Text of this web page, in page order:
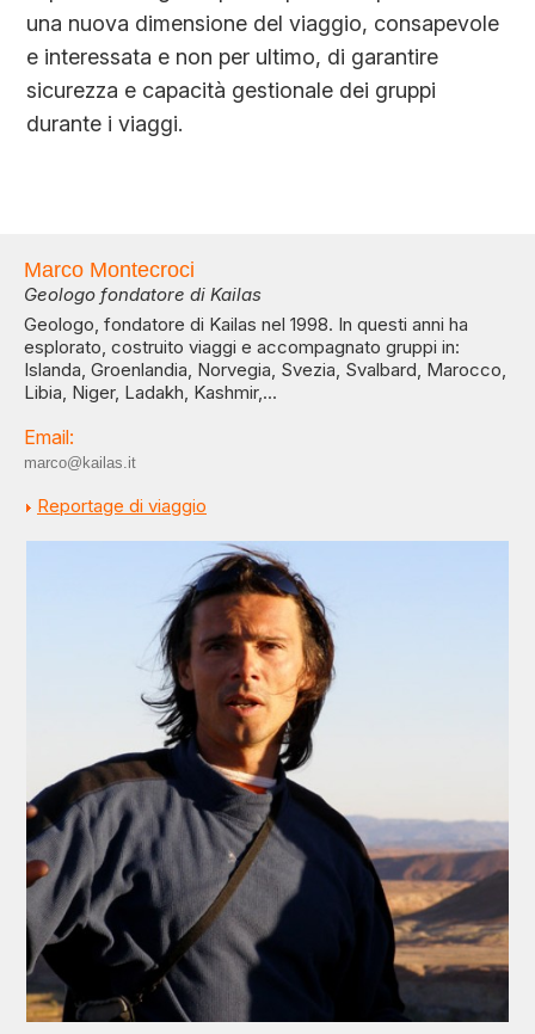
una nuova dimensione del viaggio, consapevole
e interessata e non per ultimo, di garantire
sicurezza e capacità gestionale dei gruppi
durante i viaggi.
Marco Montecroci
Geologo fondatore di Kailas
Geologo, fondatore di Kailas nel 1998. In questi anni ha
esplorato, costruito viaggi e accompagnato gruppi in:
Islanda, Groenlandia, Norvegia, Svezia, Svalbard, Marocco,
Libia, Niger, Ladakh, Kashmir,...
Email:
marco@kailas.it
Reportage di viaggio